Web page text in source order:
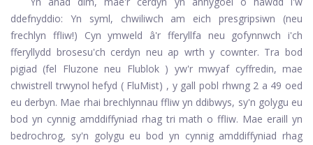
ddefnyddio: Yn syml, chwiliwch am eich presgripsiwn (neu
frechlyn ffliw!) Cyn ymweld â'r fferyllfa neu gofynnwch i'ch
fferyllydd brosesu'ch cerdyn neu ap wrth y cownter. Tra bod
pigiad (fel Fluzone neu Flublok ) yw'r mwyaf cyffredin, mae
chwistrell trwynol hefyd ( FluMist) , y gall pobl rhwng 2 a 49 oed
eu derbyn. Mae rhai brechlynnau ffliw yn ddibwys, sy'n golygu eu
bod yn cynnig amddiffyniad rhag tri math o ffliw. Mae eraill yn
bedrochrog, sy'n golygu eu bod yn cynnig amddiffyniad rhag